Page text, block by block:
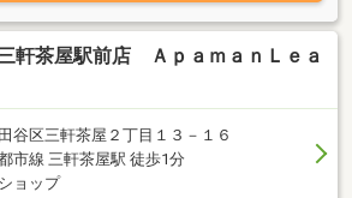
軒茶屋駅前店 ＡｐａｍａｎＬｅａ
谷区三軒茶屋２丁目１３－１６
市線 三軒茶屋駅 徒歩1分
ョップ